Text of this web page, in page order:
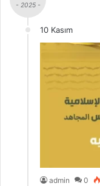
- 2025 -
10 Kasım
admin 0